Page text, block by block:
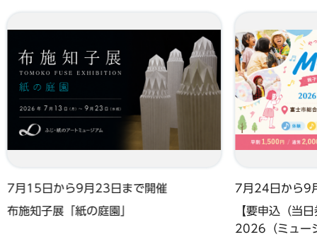
7月15日から9月23日まで開催
布施知子展「紙の庭園」
7月24日から9
【要申込（当
2026（ミュー